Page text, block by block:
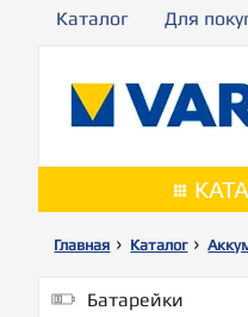
Каталог Для
Главная Каталог
Батарейки